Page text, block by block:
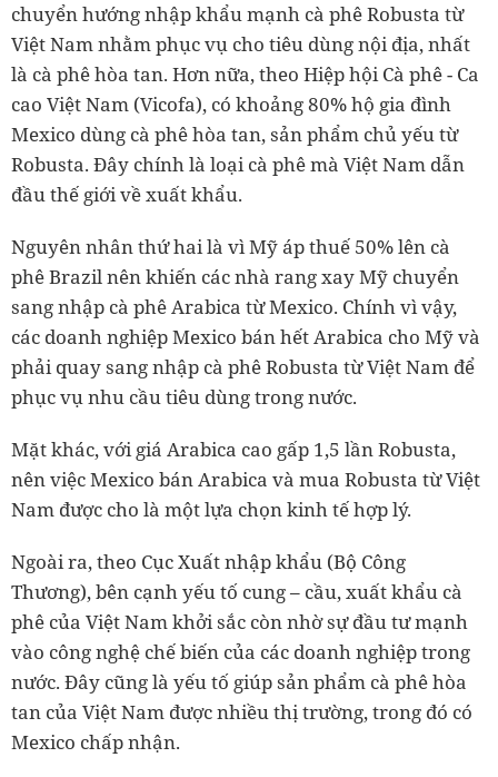
chuyển hướng nhập khẩu mạnh cà phê Robusta từ
Việt Nam nhằm phục vụ cho tiêu dùng nội địa, nhất
là cà phê hòa tan. Hơn nữa, theo Hiệp hội Cà phê - Ca
cao Việt Nam (Vicofa), có khoảng 80% hộ gia đình
Mexico dùng cà phê hòa tan, sản phẩm chủ yếu từ
Robusta. Đây chính là loại cà phê mà Việt Nam dẫn
đầu thế giới về xuất khẩu.
Nguyên nhân thứ hai là vì Mỹ áp thuế 50% lên cà
phê Brazil nên khiến các nhà rang xay Mỹ chuyển
sang nhập cà phê Arabica từ Mexico. Chính vì vậy,
các doanh nghiệp Mexico bán hết Arabica cho Mỹ và
phải quay sang nhập cà phê Robusta từ Việt Nam để
phục vụ nhu cầu tiêu dùng trong nước.
Mặt khác, với giá Arabica cao gấp 1,5 lần Robusta,
nên việc Mexico bán Arabica và mua Robusta từ Việt
Nam được cho là một lựa chọn kinh tế hợp lý.
Ngoài ra, theo Cục Xuất nhập khẩu (Bộ Công
Thương), bên cạnh yếu tố cung – cầu, xuất khẩu cà
phê của Việt Nam khởi sắc còn nhờ sự đầu tư mạnh
vào công nghệ chế biến của các doanh nghiệp trong
nước. Đây cũng là yếu tố giúp sản phẩm cà phê hòa
tan của Việt Nam được nhiều thị trường, trong đó có
Mexico chấp nhận.